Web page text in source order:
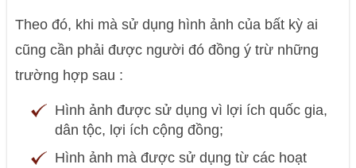
Theo đó, khi mà sử dụng hình ảnh của bất kỳ ai
cũng cần phải được người đó đồng ý trừ những
trường hợp sau :
Hình ảnh được sử dụng vì lợi ích quốc gia,
dân tộc, lợi ích cộng đồng;
Hình ảnh mà được sử dụng từ các hoạt